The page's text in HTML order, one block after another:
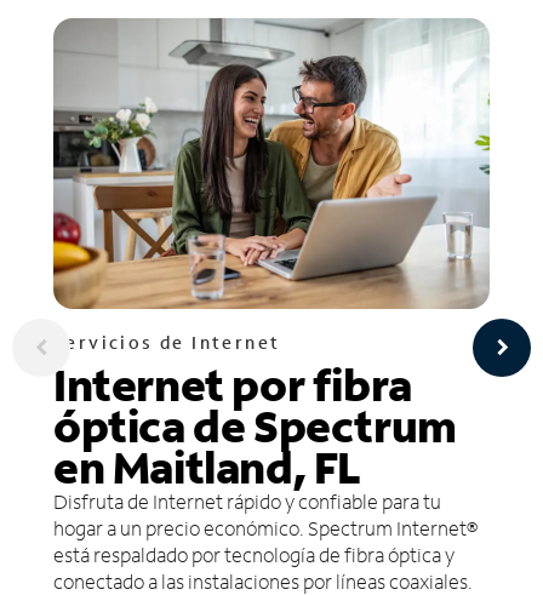
Servicios de Internet
Internet por fibra
óptica de Spectrum
en Maitland, FL
Disfruta de Internet rápido y confiable para tu
hogar a un precio económico. Spectrum Internet®
está respaldado por tecnología de fibra óptica y
conectado a las instalaciones por líneas coaxiales.